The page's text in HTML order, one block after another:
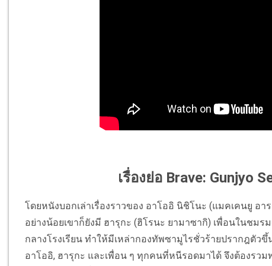
เรื่องย่อ Brave: Gunjyo
โดยหนังบอกเล่าเรื่องราวของ อาโออิ นิชิโนะ (แมคเคนยู อ
อย่างน้อยเขาก็ยังมี ฮารุกะ (ฮิโรนะ ยามาซากิ) เพื่อนในชมร
กลางโรงเรียน ทำให้มีเหล่ากองทัพซามูไรชั่วร้ายปรากฎตัว
อาโออิ, ฮารุกะ และเพื่อน ๆ ทุกคนที่หนีรอดมาได้ จึงต้องรว